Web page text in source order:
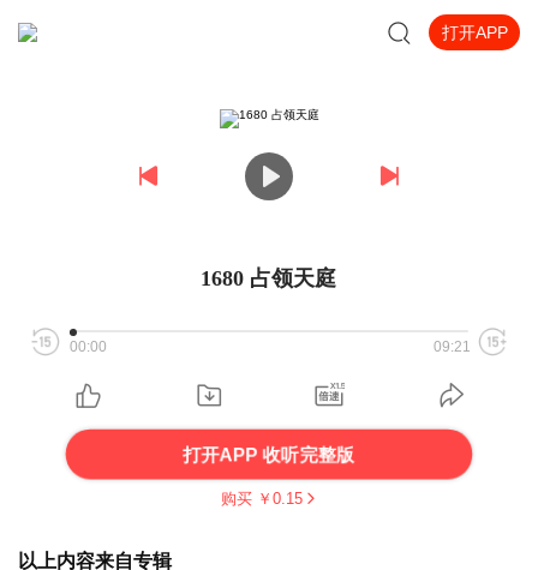
打开APP
1680 占领天庭
00:00 09:21
打开APP 收听完整版
购买 ￥ 0.15
以上内容来自专辑